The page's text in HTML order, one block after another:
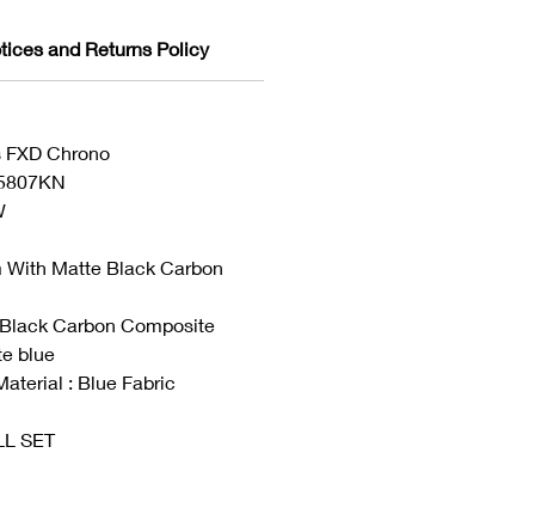
and Returns Policy
Chrono
With Matte Black Carbon
Carbon Composite
blue
: Blue Fabric
SET